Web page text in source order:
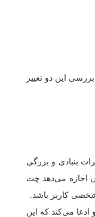
این دو تغییر
بنیادی و بزرگی
اجازه می‌دهد چت‌
کاربر باشد.
می‌کند که این